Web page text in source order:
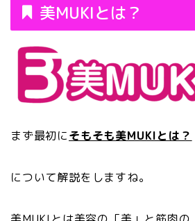
美MUKIとは？
まず最初にそもそも美MUKIとは？
について解説をしますね。